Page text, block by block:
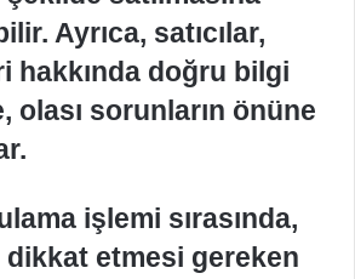
Ayrıca, satıcılar,
hakkında doğru bilgi
olası sorunların önüne
işlemi sırasında,
dikkat etmesi gereken